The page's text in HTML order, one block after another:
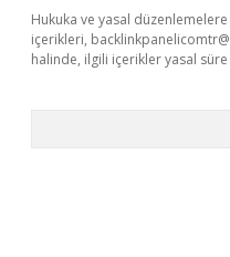
Hukuka ve yasal
içerikleri,
halinde, ilgili içerikler yasal